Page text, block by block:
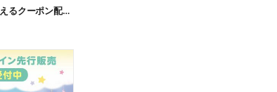
【おトク】お店で使えるクーポン配信中